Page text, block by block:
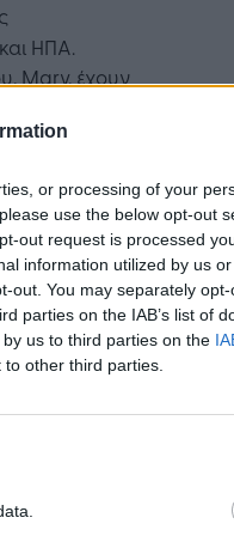
or processing of your
use the below opt-out
out request is processed
information utilized by us
out. You may separately
parties on the IAB’s list of
us to third parties on the
other third parties.
ΗΠΑ.
Mary, έχουν
περισσότερα
και
Plan
. Τι ξεχωρίζει
υπάρξει;